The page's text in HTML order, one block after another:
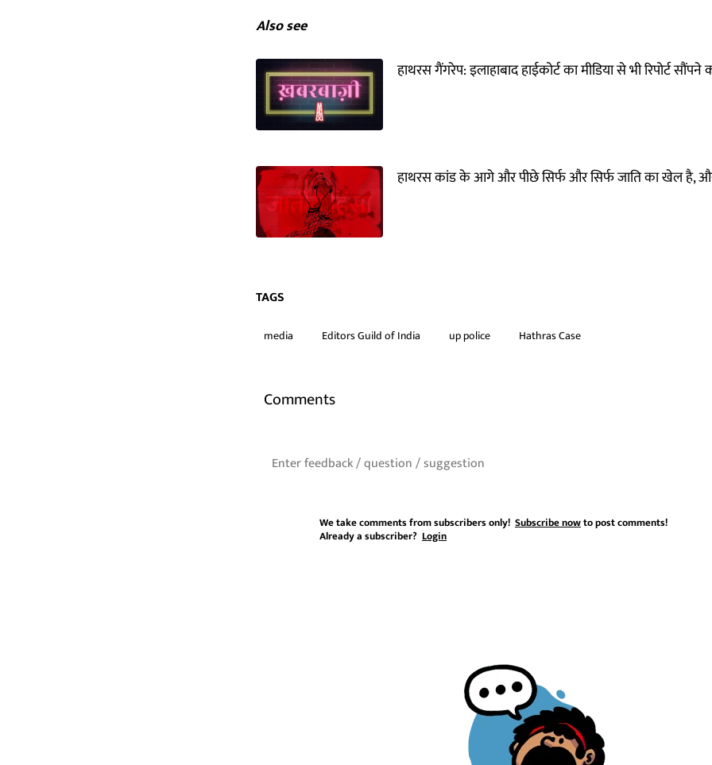
Also see
हाथरस गैंगरेप: इलाहाबाद हाईकोर्ट का मीडिया से भी रिपोर्ट
हाथरस कांड के आगे और पीछे सिर्फ और सिर्फ जाति का खेल है,
TAGS
media Editors Guild of India up police Hathras Case
Comments
We take comments from subscribers only! Subscribe nowto post comments!
Already a subscriber? Login